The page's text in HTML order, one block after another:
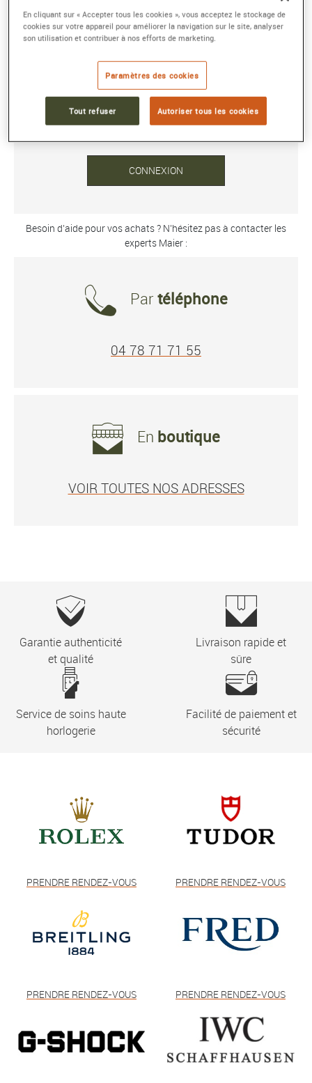
ADRESSE E-MAIL OU NOM D'UTILISATEUR
MOT DE PASSE
CONNEXION
Besoin d’aide pour vos achats ? N’hésitez pas à contacter les
experts Maier :
Par téléphone
04 78 71 71 55
En boutique
VOIR TOUTES NOS ADRESSES
Garantie authenticité
et qualité
Livraison rapide et
sûre
Service de soins haute
horlogerie
Facilité de paiement et
sécurité
PRENDRE RENDEZ-VOUS PRENDRE RENDEZ-VOUS
PRENDRE RENDEZ-VOUS PRENDRE RENDEZ-VOUS
En cliquant sur « Accepter tous les cookies », vous acceptez le stockage de
cookies sur votre appareil pour améliorer la navigation sur le site, analyser
son utilisation et contribuer à nos efforts de marketing.
Paramètres des cookies
Tout refuser Autoriser tous les cookies